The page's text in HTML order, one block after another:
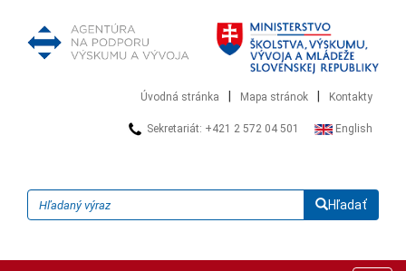
Úvodná stránka Mapa stránok Kontakty
Sekretariát: +421 2 572 04 501 English
Hľadať